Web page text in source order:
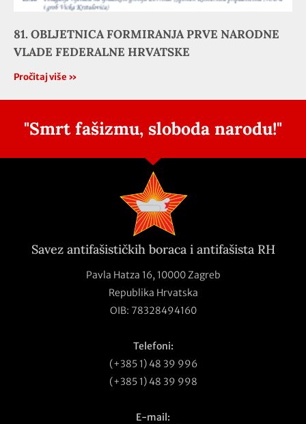
81. OBLJETNICA FORMIRANJA PRVE NARODNE
VLADE FEDERALNE HRVATSKE
Pročitaj više »
"Smrt fašizmu, sloboda narodu!"
Savez antifašističkih boraca i antifašista RH
Pavla Hatza 16, 10000 Zagreb
Republika Hrvatska
OIB: 78328494160
Telefoni:
(+385 1) 48 39 996
(+385 1) 48 39 998
E-mail: